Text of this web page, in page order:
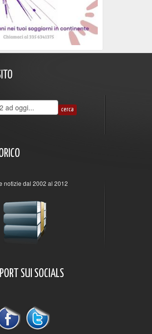
notizie dal 2002 al 2012
SUI SOCIALS